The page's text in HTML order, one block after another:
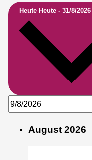
Heute Heute - 31/8/2026
August 2026